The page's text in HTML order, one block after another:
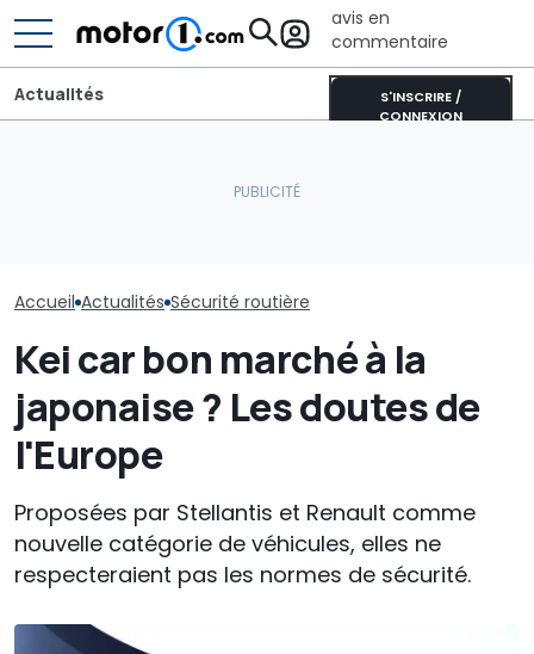
avis en
commentaire
S'INSCRIRE /
CONNEXION
Actualités
Accueil Actualités Sécurité routière
Kei car bon marché à la
japonaise ? Les doutes de
l'Europe
Proposées par Stellantis et Renault comme
nouvelle catégorie de véhicules, elles ne
respecteraient pas les normes de sécurité.